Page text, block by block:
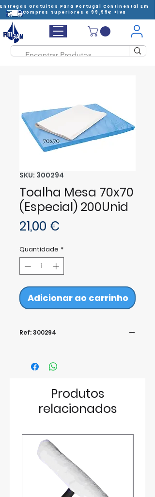
Entregas Gratuitas Para Portugal Continental Em
Compras Superiores a 99,99€ +iva
SKU: 300294
Toalha Mesa 70x70
(Especial) 200Unid
21,00 €
Quantidade *
Adicionar ao carrinho
Ref: 300294
Produtos
relacionados